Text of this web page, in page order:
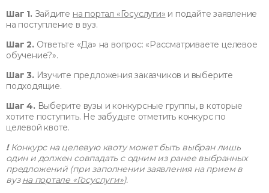
Шаг 1.Зайдите на портал «Госуслуги» и подайте заявление
на поступление в вуз.
Шаг 2.Ответьте «Да» на вопрос: «Рассматриваете целевое
обучение?».
Шаг 3.Изучите предложения заказчиков и выберите
подходящие.
Шаг 4. Выберите вузы и конкурсные группы, в которые
хотите поступить. Не забудьте отметить конкурс по
целевой квоте.
! Конкурс на целевую квоту может быть выбран лишь
один и должен совпадать с одним из ранее выбранных
предложений (при заполнении заявления на прием в
вузна портале «Госуслуги»).